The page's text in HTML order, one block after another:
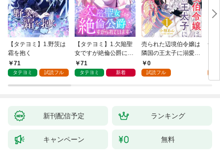
【タテヨミ】1.野茨は
霜を抱く
71
タテヨミ 試読フル
【タテヨミ】1.欠陥聖
女ですが絶倫公爵にす
がられています
71
タテヨミ 新着
売られた辺境伯令嬢は
隣国の王太子に溺愛さ
れる 1
0
試読フル
千
家
新刊配信予定 ランキング
キャンペーン 無料